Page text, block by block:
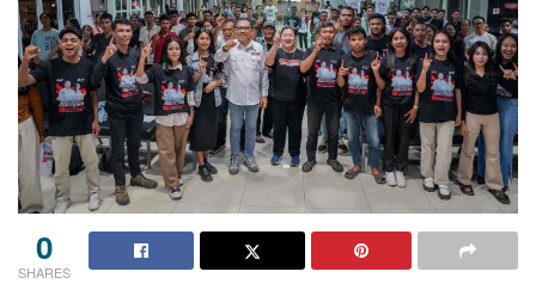
0
SHARES